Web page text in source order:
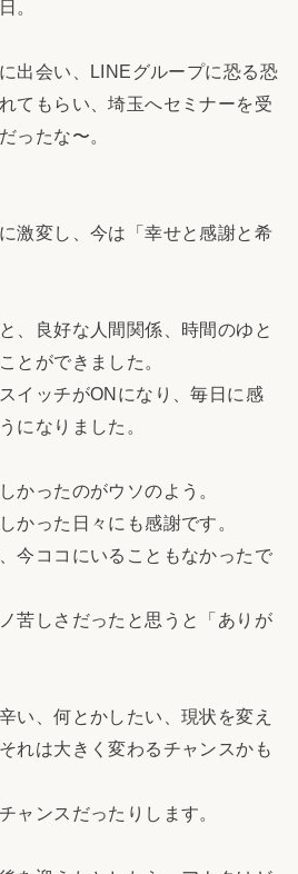
。
出会い、LINEグループに恐る恐
てもらい、埼玉へセミナーを受
ったな〜。
激変し、今は「幸せと感謝と希
、良好な人間関係、時間のゆと
とができました。
イッチがONになり、毎日に感
になりました。
かったのがウソのよう。
かった日々にも感謝です。
今ココにいることもなかったで
苦しさだったと思うと「ありが
い、何とかしたい、現状を変え
れは大きく変わるチャンスかも
ャンスだったりします。